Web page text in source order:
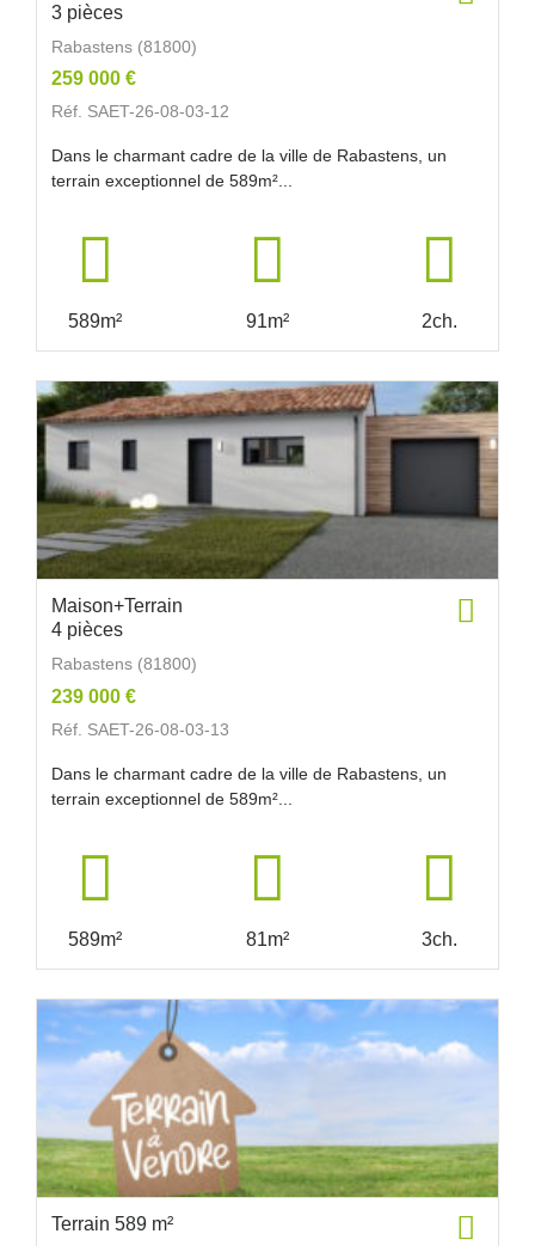
3 pièces
Rabastens (81800)
259 000 €
Réf. SAET-26-08-03-12
Dans le charmant cadre de la ville de Rabastens, un
terrain exceptionnel de 589m²...
589m² 91m² 2ch.
Maison+Terrain
4 pièces
Rabastens (81800)
239 000 €
Réf. SAET-26-08-03-13
Dans le charmant cadre de la ville de Rabastens, un
terrain exceptionnel de 589m²...
589m² 81m² 3ch.
Terrain 589 m²